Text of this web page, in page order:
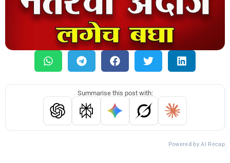
Summarise this post with:
Powered by AI Recap